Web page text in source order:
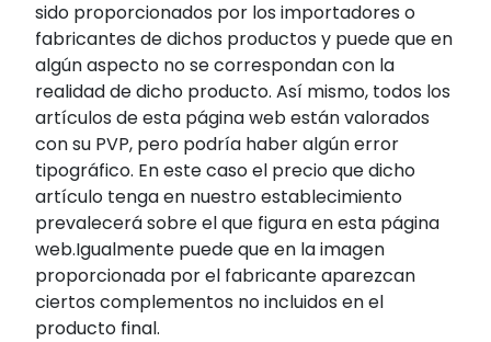
sido proporcionados por los importadores o
fabricantes de dichos productos y puede que en
algún aspecto no se correspondan con la
realidad de dicho producto. Así mismo, todos los
artículos de esta página web están valorados
con su PVP, pero podría haber algún error
tipográfico. En este caso el precio que dicho
artículo tenga en nuestro establecimiento
prevalecerá sobre el que figura en esta página
web.Igualmente puede que en la imagen
proporcionada por el fabricante aparezcan
ciertos complementos no incluidos en el
producto final.